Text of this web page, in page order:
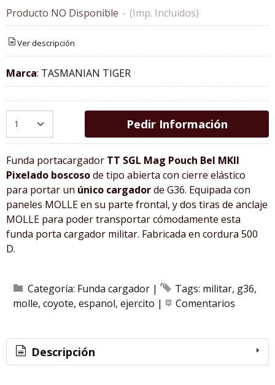
Producto NO Disponible - (Imp. Incluidos)
Ver descripción
Marca: TASMANIAN TIGER
Pedir Información
Funda portacargador TT SGL Mag Pouch Bel MKII
Pixelado boscosode tipo abierta con cierre elástico
para portar un único cargadorde G36. Equipada con
paneles MOLLE en su parte frontal, y dos tiras de anclaje
MOLLE para poder transportar cómodamente esta
funda porta cargador militar. Fabricada en cordura 500
D.
Categoría: Funda cargador | Tags: militar g36
molle coyote espanol ejercito | Comentarios
Descripción